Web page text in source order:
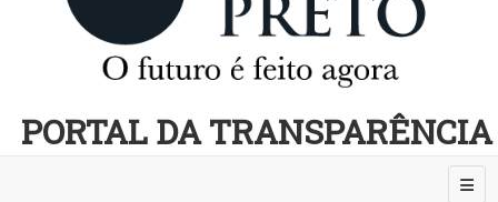
PORTAL DA TRANSPARÊNCIA